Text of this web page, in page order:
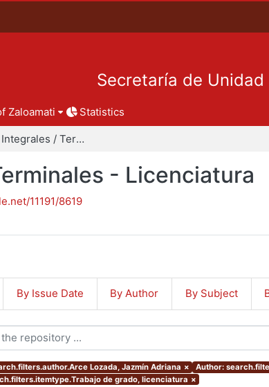
Secretaría de Unidad
Zaloamati Statistics
Proyectos Integrales / Terminales - Licenciatura
- Licenciatura
11191/8619
By Issue Date By Author By Subject
Lozada, Jazmín Adriana × Author:
de grado, licenciatura ×